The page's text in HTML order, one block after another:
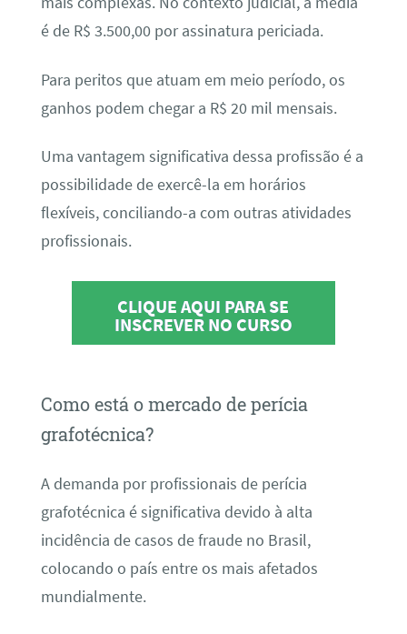
é de R$ 3.500,00 por assinatura periciada.
Para peritos que atuam em meio período, os
ganhos podem chegar a R$ 20 mil mensais.
Uma vantagem significativa dessa profissão é a
possibilidade de exercê-la em horários
flexíveis, conciliando-a com outras atividades
profissionais.
CLIQUE AQUI PARA SE
INSCREVER NO CURSO
Como está o mercado de perícia
grafotécnica?
A demanda por profissionais de perícia
grafotécnica é significativa devido à alta
incidência de casos de fraude no Brasil,
colocando o país entre os mais afetados
mundialmente.